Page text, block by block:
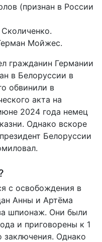
(признан в России
Мойжес.
гражданин Германии
в Белоруссии в
обвинили в
акта на
2024 года немец
Однако вскоре
Белоруссии
с освобождения в
Анны и Артёма
шпионаж. Они были
и приговорены к 1
Однако